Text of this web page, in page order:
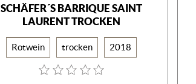
SCHÄFER´S BARRIQUE SAINT
LAURENT TROCKEN
Rotwein trocken 2018